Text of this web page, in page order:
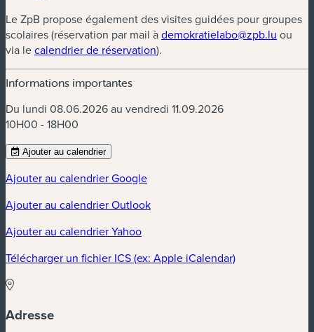
Le ZpB propose également des visites guidées pour groupes
scolaires (réservation par mail àdemokratielabo@zpb.lu ou
via lecalendrier de réservation).
Informations importantes
Du lundi 08.06.2026 au vendredi 11.09.2026
10H00 - 18H00
Ajouter au calendrier
Ajouter au calendrier Google
Ajouter au calendrier Outlook
Ajouter au calendrier Yahoo
Télécharger un fichier ICS (ex: Apple iCalendar)
Adresse